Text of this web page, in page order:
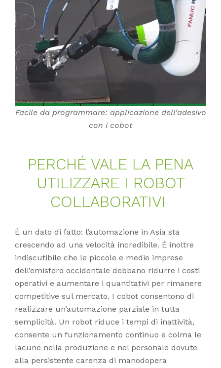
Facile da programmare: applicazione dell’adesivo
con i cobot
PER­CHÉ VALE LA PENA
UTI­LIZ­ZA­RE I RO­BOT
COL­LA­BO­RA­TI­VI
È un dato di fatto: l’automazione in Asia sta
crescendo ad una velocità incredibile. È inoltre
indiscutibile che le piccole e medie imprese
dell’emisfero occidentale debbano ridurre i costi
operativi e aumentare i quantitativi per rimanere
competitive sul mercato. I cobot consentono di
realizzare un’automazione parziale in tutta
semplicità. Un robot riduce i tempi di inattività,
consente un funzionamento continuo e colma le
lacune nella produzione e nel personale dovute
alla persistente carenza di manodopera